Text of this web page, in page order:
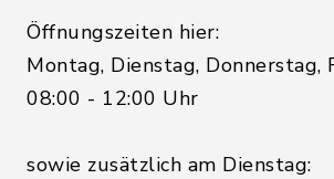
Öffnungszeiten hier:
Montag, Dienstag, Donnerstag,
08:00 - 12:00 Uhr
sowie zusätzlich am Dienstag: